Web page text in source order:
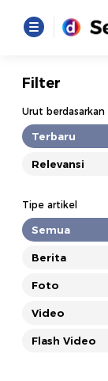
Filter
Urut berdasarkan
Terbaru
Relevansi
Tipe artikel
Semua
Berita
Foto
Video
Flash Video